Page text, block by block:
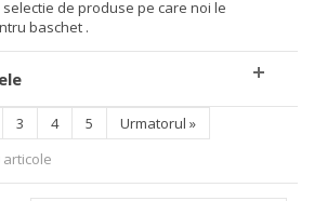
de produse pe care noi le
baschet .
3 4 5 Urmatorul »
articole